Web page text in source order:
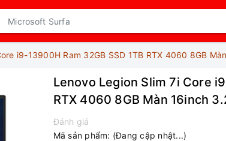
i9-13900H Ram 32GB SSD 1TB RTX 4060 8GB
Lenovo Legion Slim 7i Core
RTX 4060 8GB Màn 16inch
Đánh giá
Mã sản phẩm: (Đang cập nhật...)